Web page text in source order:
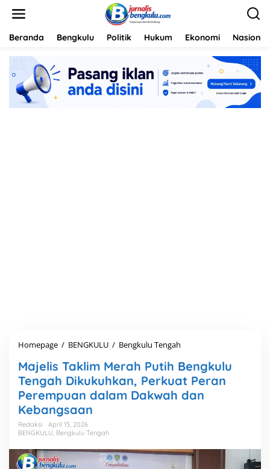
Beranda Bengkulu Politik Hukum Ekonomi Nasional
Homepage / BENGKULU / Bengkulu Tengah
j
e
l
i
l
Majelis Taklim Merah Putih Bengkulu
Tengah Dikukuhkan, Perkuat Peran
Perempuan dalam Dakwah dan
Kebangsaan
Redaksi
April 15, 2026
BENGKULU, Bengkulu Tengah